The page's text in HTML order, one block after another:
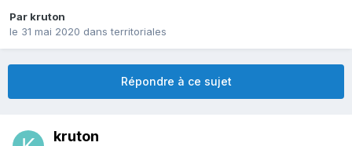
Par kruton
le 31 mai 2020 dansterritoriales
Répondre à ce sujet
kruton